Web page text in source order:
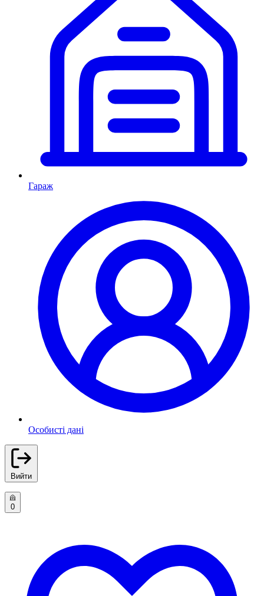
Гараж
Особисті дані
Вийти
0